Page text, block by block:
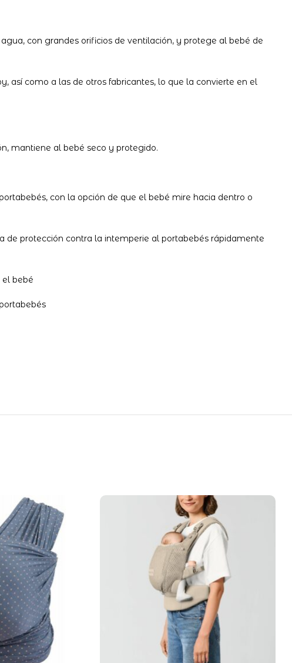
con grandes orificios de ventilación, y protege al bebé de
así como a las de otros fabricantes, lo que la convierte en el
mantiene al bebé seco y protegido.
con la opción de que el bebé mire hacia dentro o
de protección contra la intemperie al portabebés rápidamente
el bebé